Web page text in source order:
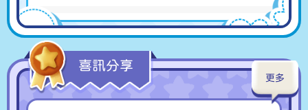
2026/06/12
家長教師會 家長義工茶敍
2026/06/04
教師年終感恩祈禱會及朝聖之旅
更多
喜訊分享